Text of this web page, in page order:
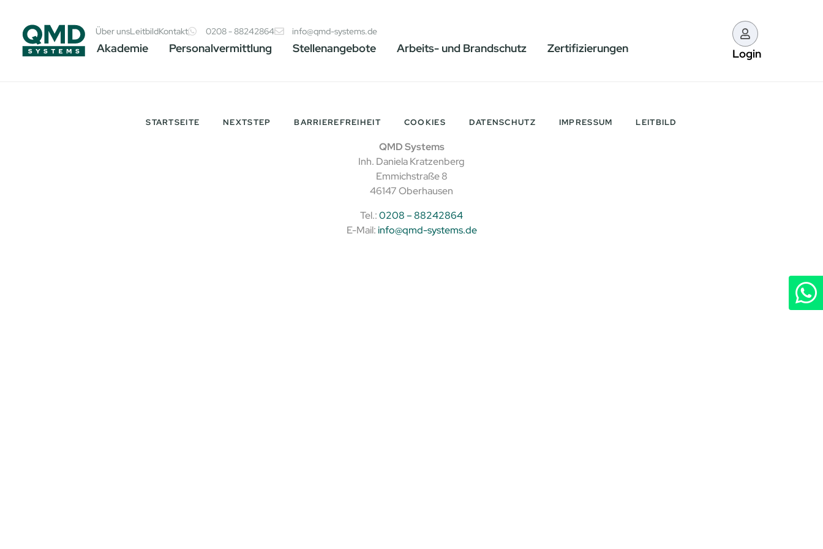
Über unsLeitbildKontakt 0208 - 88242864 info@qmd-systems.de
Akademie Personalvermittlung Stellenangebote Arbeits- und Brandschutz Zertifizierungen Login
STARTSEITE NEXTSTEP BARRIEREFREIHEIT COOKIES DATENSCHUTZ IMPRESSUM LEITBILD
QMD Systems
Inh. Daniela Kratzenberg
Emmichstraße 8
46147 Oberhausen
Tel.:0208 – 88242864
E-Mail:info@qmd-systems.de